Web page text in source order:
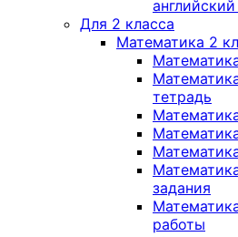
Для 2 класса
Математика 2
тетрадь
задания
работы